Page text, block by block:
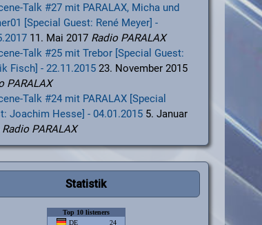
Talk #27 mit PARALAX, Micha und
[Special Guest: René Meyer] -
11. Mai 2017 Radio PARALAX
Talk #25 mit Trebor [Special Guest:
Fisch] - 22.11.2015 23. November 2015
PARALAX
Talk #24 mit PARALAX [Special
Joachim Hesse] - 04.01.2015 5. Januar
Radio PARALAX
Statistik